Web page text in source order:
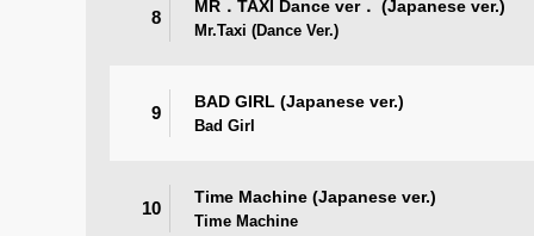
8
MR．TAXI Dance ver． (Japanese ver.)
Mr.Taxi (Dance Ver.)
9
BAD GIRL (Japanese ver.)
Bad Girl
10
Time Machine (Japanese ver.)
Time Machine